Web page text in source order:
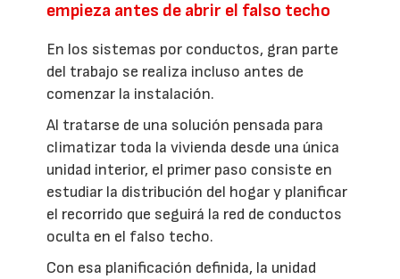
empieza antes de abrir el falso techo
En los sistemas por conductos, gran parte
del trabajo se realiza incluso antes de
comenzar la instalación.
Al tratarse de una solución pensada para
climatizar toda la vivienda desde una única
unidad interior, el primer paso consiste en
estudiar la distribución del hogar y planificar
el recorrido que seguirá la red de conductos
oculta en el falso techo.
Con esa planificación definida, la unidad